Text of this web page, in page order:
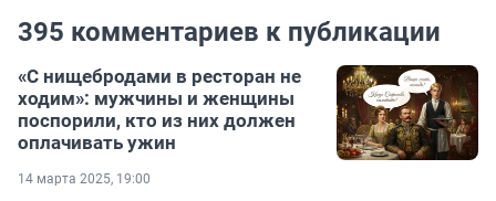
395 комментариев к публикации
«С нищебродами в ресторан не
ходим»: мужчины и женщины
поспорили, кто из них должен
оплачивать ужин
14 марта 2025, 19:00